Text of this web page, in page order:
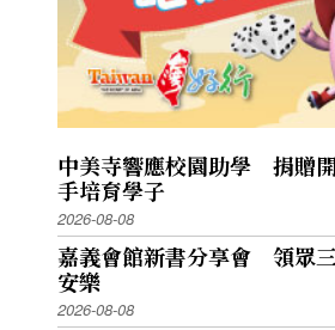
中美寺響應校園助學 捐贈
手培育學子
2026-08-08
嘉義會館新書分享會 領眾
安樂
2026-08-08